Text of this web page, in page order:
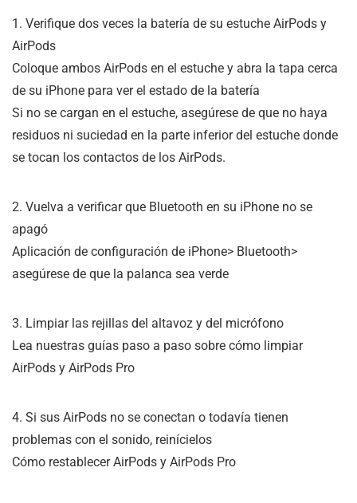
1. Verifique dos veces la batería de su estuche AirPods y
AirPods
Coloque ambos AirPods en el estuche y abra la tapa cerca
de su iPhone para ver el estado de la batería
Si no se cargan en el estuche, asegúrese de que no haya
residuos ni suciedad en la parte inferior del estuche donde
se tocan los contactos de los AirPods.
2. Vuelva a verificar que Bluetooth en su iPhone no se
apagó
Aplicación de configuración de iPhone> Bluetooth>
asegúrese de que la palanca sea verde
3. Limpiar las rejillas del altavoz y del micrófono
Lea nuestras guías paso a paso sobre cómo limpiar
AirPods y AirPods Pro
4. Si sus AirPods no se conectan o todavía tienen
problemas con el sonido, reinícielos
Cómo restablecer AirPods y AirPods Pro